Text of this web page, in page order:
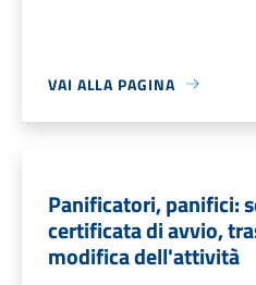
VAI ALLA PAGINA
Panificatori, panifici:
certificata di avvio,
modifica dell'attività